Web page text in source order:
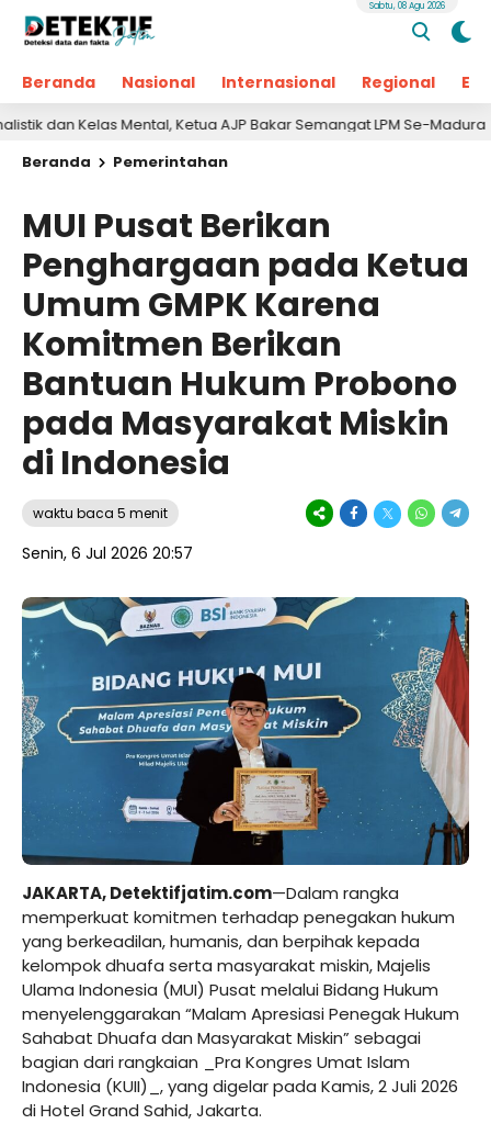
Beranda Nasional Internasional Regional
Sabtu, 08 Agu 2026
Mental, Ketua AJP Bakar Semangat LPM Se-Madura 1 hari
Beranda Pemerintahan
MUI Pusat Berikan
Penghargaan pada Ketua
Umum GMPK Karena
Komitmen Berikan
Bantuan Hukum Probono
pada Masyarakat Miskin
di Indonesia
waktu baca 5 menit
Senin, 6 Jul 2026 20:57
JAKARTA,Detektifjatim.com—Dalam rangka
memperkuat komitmen terhadap penegakan hukum
yang berkeadilan, humanis, dan berpihak kepada
kelompok dhuafa serta masyarakat miskin, Majelis
Ulama Indonesia (MUI) Pusat melalui Bidang Hukum
menyelenggarakan “Malam Apresiasi Penegak Hukum
Sahabat Dhuafa dan Masyarakat Miskin” sebagai
bagian dari rangkaian _Pra Kongres Umat Islam
Indonesia (KUII)_, yang digelar pada Kamis, 2 Juli 2026
di Hotel Grand Sahid, Jakarta.